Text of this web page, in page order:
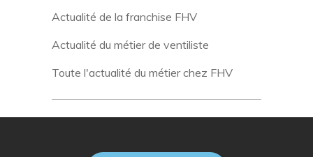
Actualité de la franchise FHV
Actualité du métier de ventiliste
Toute l'actualité du métier chez FHV